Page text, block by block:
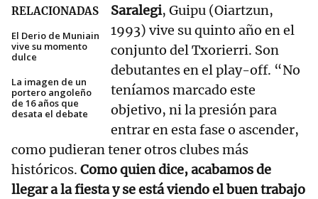
RELACIONADAS
El Derio de Muniain
vive su momento
dulce
La imagen de un
portero angoleño
de 16 años que
desata el debate
Saralegi, Guipu (Oiartzun,
1993) vive su quinto año en el
conjunto del Txorierri. Son
debutantes en el play-off. “No
teníamos marcado este
objetivo, ni la presión para
entrar en esta fase o ascender,
como pudieran tener otros clubes más
históricos. Como quien dice, acabamos de
llegar a la fiesta y se está viendo el buen trabajo